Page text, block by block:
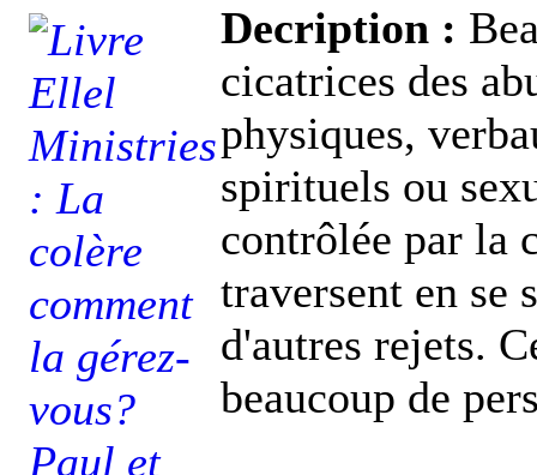
Decription :
cicatrices des
physiques,
spirituels ou
contrôlée par la
traversent en se
d'autres rejets.
beaucoup de